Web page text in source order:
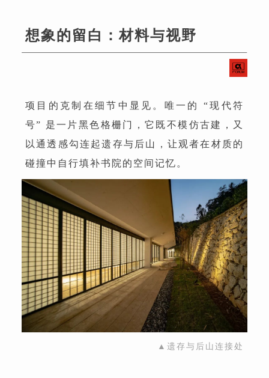
想象的留白：材料与视野
项目的克制在细节中显见。唯一的 “现代符
号” 是一片黑色格栅门，它既不模仿古建，又
以通透感勾连起遗存与后山，让观者在材质的
碰撞中自行填补书院的空间记忆。
▲遗存与后山连接处